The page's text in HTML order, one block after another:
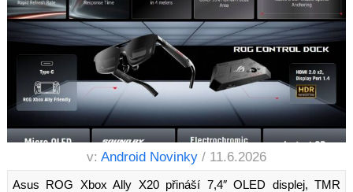
v: Android Novinky / 11.6.2026
Asus ROG Xbox Ally X20 přináší 7,4″ OLED displej, TMR